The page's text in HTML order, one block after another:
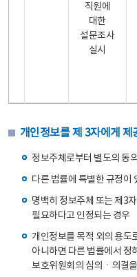
직원에
대한
설문조사
실시
개인정보를 제 3자에게 제
정보주체로부터 별도의 동
다른 법률에 특별한 규정이
명백히 정보주체 또는 제3
필요하다고 인정되는 경우
개인정보를 목적 외의 용도
아니하면 다른 법률에서 정
보호위원회의 심의ㆍ의결